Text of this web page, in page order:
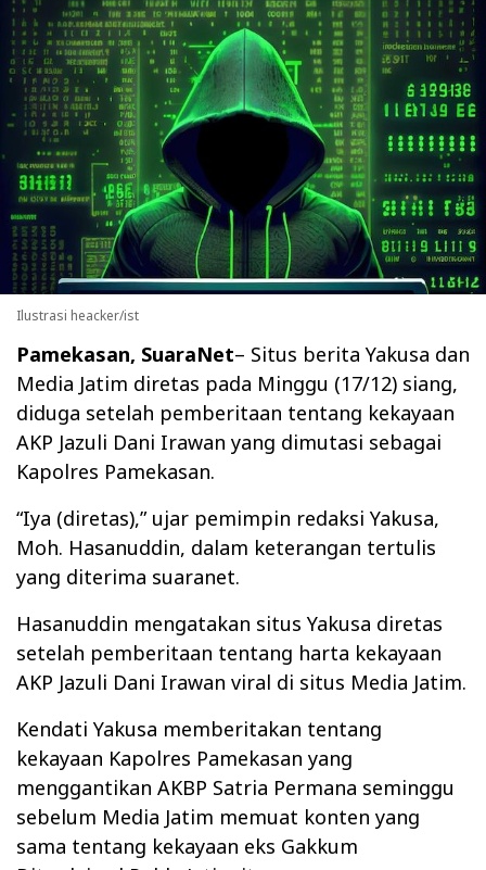
Ilustrasi heacker/ist
Pamekasan, SuaraNet– Situs berita Yakusa dan
Media Jatim diretas pada Minggu (17/12) siang,
diduga setelah pemberitaan tentang kekayaan
AKP Jazuli Dani Irawan yang dimutasi sebagai
Kapolres Pamekasan.
“Iya (diretas),” ujar pemimpin redaksi Yakusa,
Moh. Hasanuddin, dalam keterangan tertulis
yang diterima suaranet.
Hasanuddin mengatakan situs Yakusa diretas
setelah pemberitaan tentang harta kekayaan
AKP Jazuli Dani Irawan viral di situs Media Jatim.
Kendati Yakusa memberitakan tentang
kekayaan Kapolres Pamekasan yang
menggantikan AKBP Satria Permana seminggu
sebelum Media Jatim memuat konten yang
sama tentang kekayaan eks Gakkum